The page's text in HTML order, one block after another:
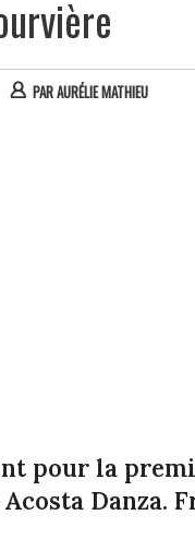
PARAURÉLIE MATHIEU
pour la
Danza.